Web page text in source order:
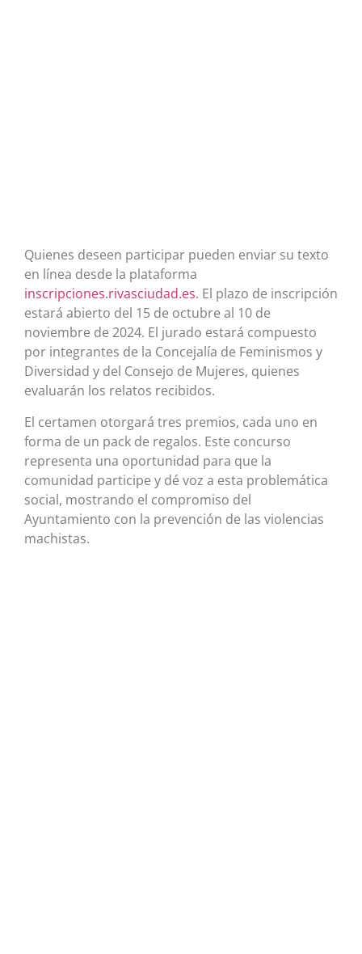
Quienes deseen participar pueden enviar su texto
en línea desde la plataforma
inscripciones.rivasciudad.es. El plazo de inscripción
estará abierto del 15 de octubre al 10 de
noviembre de 2024. El jurado estará compuesto
por integrantes de la Concejalía de Feminismos y
Diversidad y del Consejo de Mujeres, quienes
evaluarán los relatos recibidos.
El certamen otorgará tres premios, cada uno en
forma de un pack de regalos. Este concurso
representa una oportunidad para que la
comunidad participe y dé voz a esta problemática
social, mostrando el compromiso del
Ayuntamiento con la prevención de las violencias
machistas.